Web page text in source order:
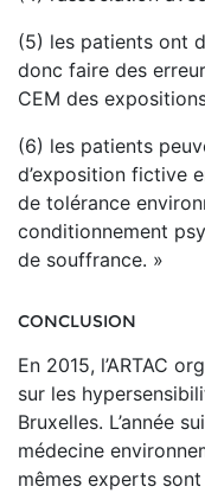
(5) les patients ont
donc faire des
CEM des
(6) les patients
d’exposition fictive
de tolérance
conditionnement
de souffrance. »
CONCLUSION
En 2015, l’ARTAC
sur les
Bruxelles. L’année
médecine
mêmes experts